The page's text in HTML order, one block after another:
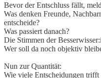
Bevor der Entschluss fällt,
Was denken Freunde,
entscheide?
Was passiert danach?
Die Stimmen der
Wer soll da noch objektiv
Nun zur Quantität:
Wie viele Entscheidungen